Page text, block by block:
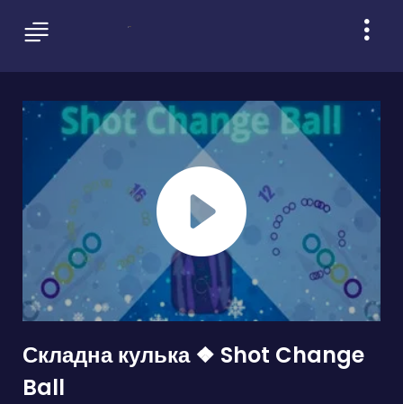
Складна кулька ❖ Shot Change
Ball